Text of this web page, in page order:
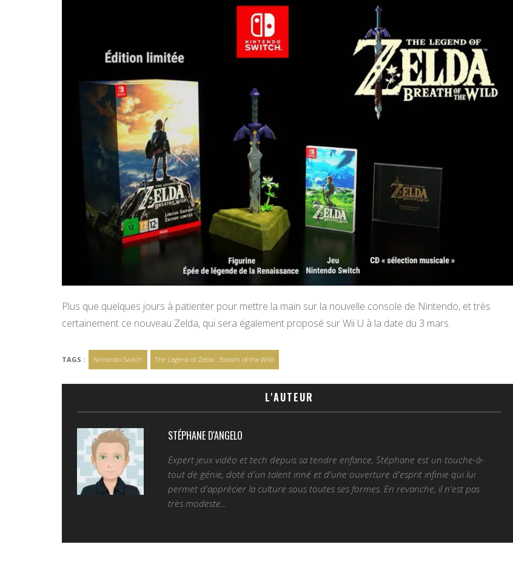
Plus que quelques jours à patienter pour mettre la main sur la nouvelle console de Nintendo, et très
certainement ce nouveau Zelda, qui sera également proposé sur Wii U à la date du 3 mars.
TAGS : Nintendo Switch The Legend of Zelda : Breath of the Wild
L'AUTEUR
STÉPHANE D'ANGELO
Expert jeux vidéo et tech depuis sa tendre enfance, Stéphane est un touche-à-
tout de génie, doté d'un talent inné et d'une ouverture d'esprit infinie qui lui
permet d'apprécier la culture sous toutes ses formes. En revanche, il n'est pas
très modeste...